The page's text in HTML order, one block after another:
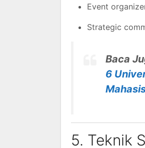
Event
Strategic
Baca
6
5. Teknik